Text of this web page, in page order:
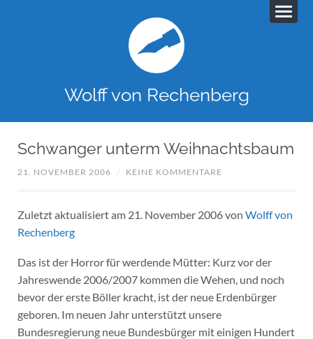
Wolff von Rechenberg
Schwanger unterm Weihnachtsbaum
21. NOVEMBER 2006 / KEINE KOMMENTARE
Zuletzt aktualisiert am 21. November 2006 von Wolff von
Rechenberg
Das ist der Horror für werdende Mütter: Kurz vor der
Jahreswende 2006/2007 kommen die Wehen, und noch
bevor der erste Böller kracht, ist der neue Erdenbürger
geboren. Im neuen Jahr unterstützt unsere
Bundesregierung neue Bundesbürger mit einigen Hundert